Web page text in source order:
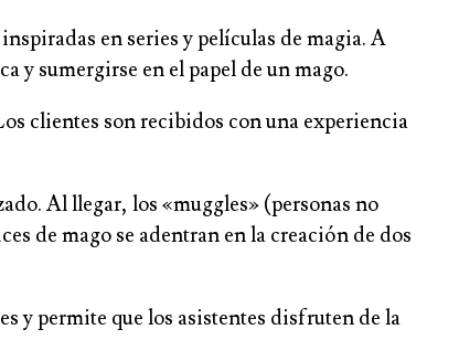
en series y películas de magia. A
y sumergirse en el papel de un mago.
clientes son recibidos con una experiencia
Al llegar, los «muggles» (personas no
de mago se adentran en la creación de dos
y permite que los asistentes disfruten de la